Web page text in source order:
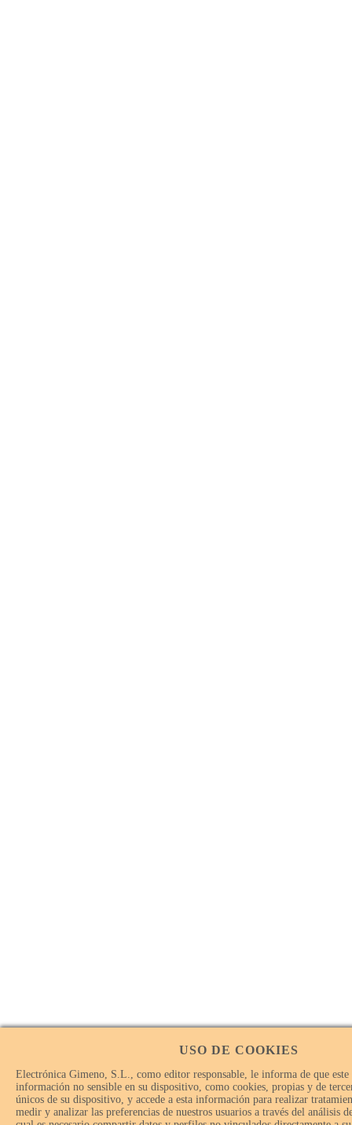
USO DE COOKIES
Electrónica Gimeno, S.L., como editor responsable, le informa de que este
información no sensible en su dispositivo, como cookies, propias y de
únicos de su dispositivo, y accede a esta información para realizar
medir y analizar las preferencias de nuestros usuarios a través del análisis